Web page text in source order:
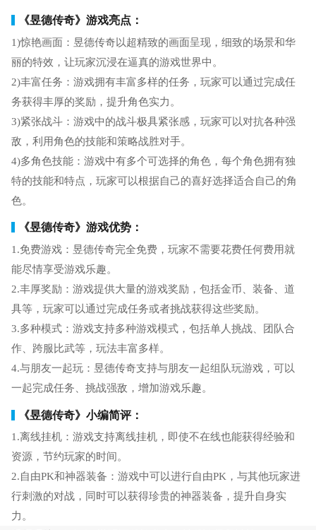
《昱德传奇》游戏亮点：
1)惊艳画面：昱德传奇以超精致的画面呈现，细致的场景和华
丽的特效，让玩家沉浸在逼真的游戏世界中。
2)丰富任务：游戏拥有丰富多样的任务，玩家可以通过完成任
务获得丰厚的奖励，提升角色实力。
3)紧张战斗：游戏中的战斗极具紧张感，玩家可以对抗各种强
敌，利用角色的技能和策略战胜对手。
4)多角色技能：游戏中有多个可选择的角色，每个角色拥有独
特的技能和特点，玩家可以根据自己的喜好选择适合自己的角
色。
《昱德传奇》游戏优势：
1.免费游戏：昱德传奇完全免费，玩家不需要花费任何费用就
能尽情享受游戏乐趣。
2.丰厚奖励：游戏提供大量的游戏奖励，包括金币、装备、道
具等，玩家可以通过完成任务或者挑战获得这些奖励。
3.多种模式：游戏支持多种游戏模式，包括单人挑战、团队合
作、跨服比武等，玩法丰富多样。
4.与朋友一起玩：昱德传奇支持与朋友一起组队玩游戏，可以
一起完成任务、挑战强敌，增加游戏乐趣。
《昱德传奇》小编简评：
1.离线挂机：游戏支持离线挂机，即使不在线也能获得经验和
资源，节约玩家的时间。
2.自由PK和神器装备：游戏中可以进行自由PK，与其他玩家进
行刺激的对战，同时可以获得珍贵的神器装备，提升自身实
力。